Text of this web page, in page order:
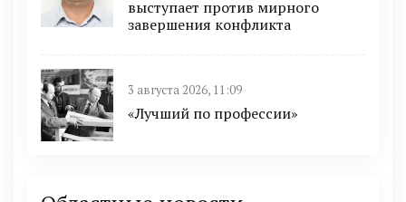
выступает против мирного
завершения конфликта
3 августа 2026, 11:09
«Лучший по профессии»